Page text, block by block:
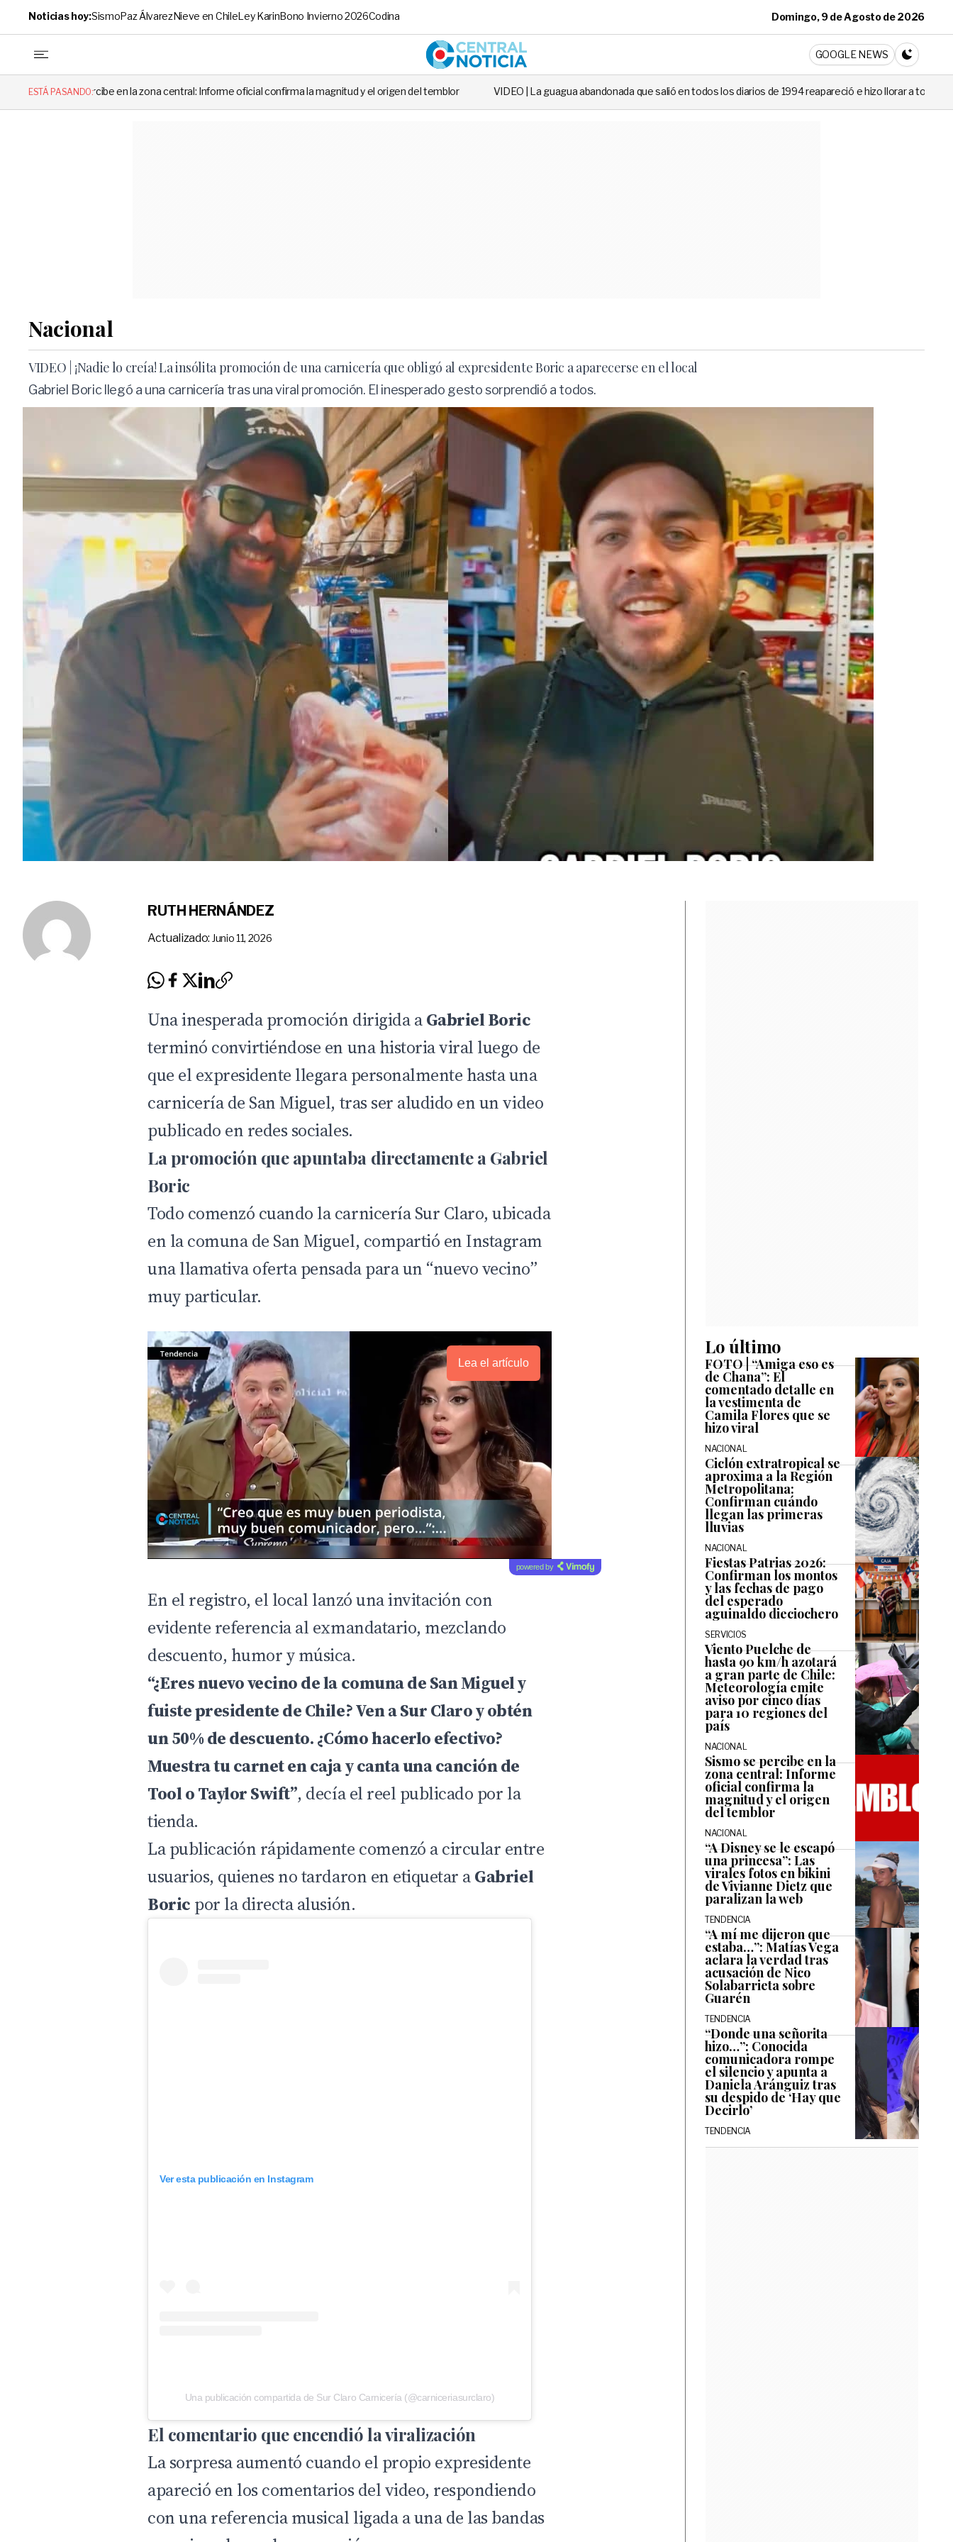
Noticias hoy:SismoPaz ÁlvarezNieve en ChileLey KarinBono Invierno 2026Codina Domingo, 9 de Agosto de 2026
Central Noticia
GOOGLE NEWS
CAMBIA A
ESTÁ PASANDO:
en la zona central: Informe oficial confirma la magnitud y el origen del temblor VIDEO | La guagua abandonada que salió en todos los diarios de 1994 reapareció e hizo llorar a todos en Canal 13
Nacional
VIDEO | ¡Nadie lo creía! La insólita promoción de una carnicería que obligó al expresidente Boric a aparecerse en el local
Gabriel Boric llegó a una carnicería tras una viral promoción. El inesperado gesto sorprendió a todos.
RUTH HERNÁNDEZ
Actualizado: Junio 11, 2026
Una inesperada promoción dirigida aGabriel Boric
terminó convirtiéndose en una historia viral luego de
que el expresidente llegara personalmente hasta una
carnicería de San Miguel, tras ser aludido en un video
publicado en redes sociales.
La promoción que apuntaba directamente a Gabriel
Boric
Todo comenzó cuando la carnicería Sur Claro, ubicada
en la comuna de San Miguel, compartió en Instagram
una llamativa oferta pensada para un “nuevo vecino”
muy particular.
Lea el artículo
powered by
En el registro, el local lanzó una invitación con
evidente referencia al exmandatario, mezclando
descuento, humor y música.
“¿Eres nuevo vecino de la comuna de San Miguel y
fuiste presidente de Chile? Ven a Sur Claro y obtén
un 50% de descuento. ¿Cómo hacerlo efectivo?
Muestra tu carnet en caja y canta una canción de
Tool o Taylor Swift”, decía el reel publicado por la
tienda.
La publicación rápidamente comenzó a circular entre
usuarios, quienes no tardaron en etiquetar aGabriel
Boric por la directa alusión.
Ver esta publicación en Instagram
Una publicación compartida de Sur Claro Carnicería (@carniceriasurclaro)
El comentario que encendió la viralización
La sorpresa aumentó cuando el propio expresidente
apareció en los comentarios del video, respondiendo
con una referencia musical ligada a una de las bandas
Lo último
FOTO | “Amiga eso es
de Chana”: El
comentado detalle en
la vestimenta de
Camila Flores que se
hizo viral
NACIONAL
Ciclón extratropical se
aproxima a la Región
Metropolitana:
Confirman cuándo
llegan las primeras
lluvias
NACIONAL
Fiestas Patrias 2026:
Confirman los montos
y las fechas de pago
del esperado
aguinaldo dieciochero
SERVICIOS
Viento Puelche de
hasta 90 km/h azotará
a gran parte de Chile:
Meteorología emite
aviso por cinco días
para 10 regiones del
país
NACIONAL
Sismo se percibe en la
zona central: Informe
oficial confirma la
magnitud y el origen
del temblor
NACIONAL
“A Disney se le escapó
una princesa”: Las
virales fotos en bikini
de Vivianne Dietz que
paralizan la web
TENDENCIA
“A mí me dijeron que
estaba…”: Matías Vega
aclara la verdad tras
acusación de Nico
Solabarrieta sobre
Guarén
TENDENCIA
“Donde una señorita
hizo…”: Conocida
comunicadora rompe
el silencio y apunta a
Daniela Aránguiz tras
su despido de ‘Hay que
Decirlo’
TENDENCIA